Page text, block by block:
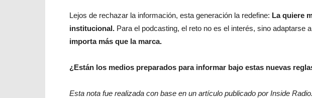
Lejos de rechazar la información, esta generación la redefine: La quiere
institucional. Para el podcasting, el reto no es el interés, sino adaptarse
importa más que la marca.
¿Están los medios preparados para informar bajo estas nuevas
Esta nota fue realizada con base en un artículo publicado por Inside Radio.